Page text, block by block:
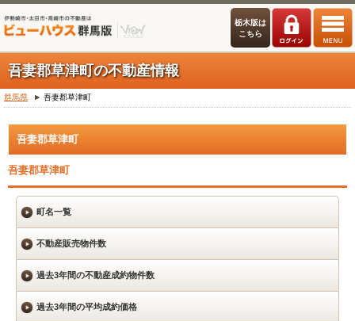
栃木版は
こちら
吾妻郡草津町の不動産情報
群馬県 吾妻郡草津町
吾妻郡草津町
吾妻郡草津町
町名一覧
不動産販売物件数
過去3年間の不動産成約物件数
過去3年間の平均成約価格